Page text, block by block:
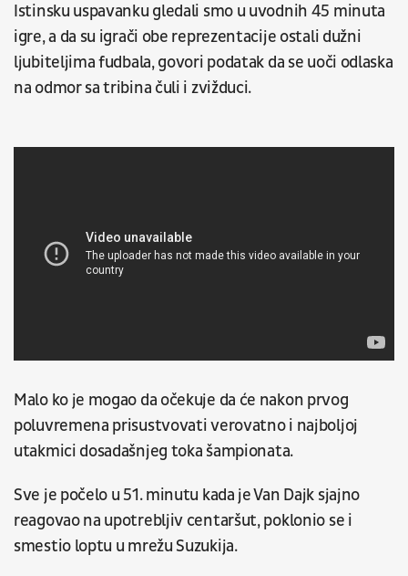
Istinsku uspavanku gledali smo u uvodnih 45 minuta
igre, a da su igrači obe reprezentacije ostali dužni
ljubiteljima fudbala, govori podatak da se uoči odlaska
na odmor sa tribina čuli i zvižduci.
Malo ko je mogao da očekuje da će nakon prvog
poluvremena prisustvovati verovatno i najboljoj
utakmici dosadašnjeg toka šampionata.
Sve je počelo u 51. minutu kada je Van Dajk sjajno
reagovao na upotrebljiv centaršut, poklonio se i
smestio loptu u mrežu Suzukija.